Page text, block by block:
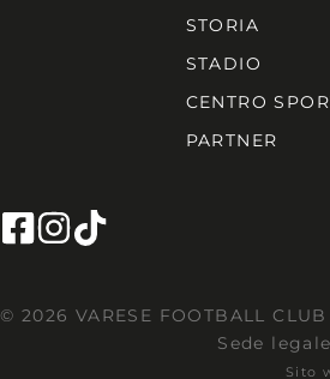
STORIA
STADIO
CENTRO
PARTNER
© 2026 VARESE FOOTBALL
Sede
Sito